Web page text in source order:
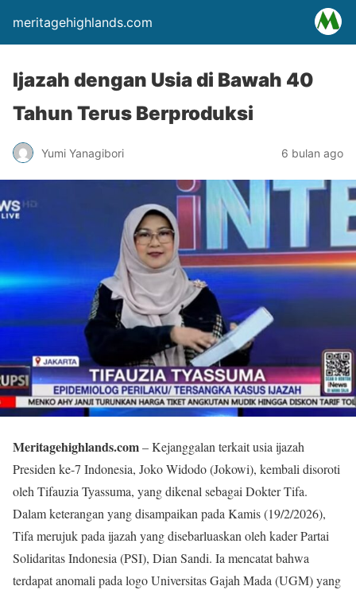
meritagehighlands.com
Ijazah dengan Usia di Bawah 40
Tahun Terus Berproduksi
Yumi Yanagibori 6 bulan ago
Meritagehighlands.com– Kejanggalan terkait usia ijazah
Presiden ke-7 Indonesia, Joko Widodo (Jokowi), kembali disoroti
oleh Tifauzia Tyassuma, yang dikenal sebagai Dokter Tifa.
Dalam keterangan yang disampaikan pada Kamis (19/2/2026),
Tifa merujuk pada ijazah yang disebarluaskan oleh kader Partai
Solidaritas Indonesia (PSI), Dian Sandi. Ia mencatat bahwa
terdapat anomali pada logo Universitas Gajah Mada (UGM) yang